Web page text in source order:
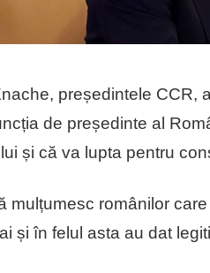
președintele CCR,
de președinte al
și că va lupta pentru
mulțumesc românilor
și în felul asta au dat